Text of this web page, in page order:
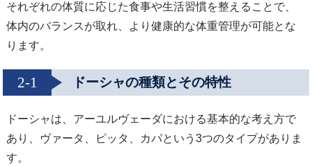
それぞれの体質に応じた食事や生活習慣を整えることで、
体内のバランスが取れ、より健康的な体重管理が可能とな
ります。
2-1 ドーシャの種類とその特性
ドーシャは、アーユルヴェーダにおける基本的な考え方で
あり、ヴァータ、ピッタ、カパという3つのタイプがありま
す。